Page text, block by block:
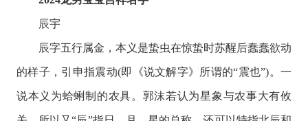
辰宇
辰字五行属金，本义是蛰虫在惊蛰时苏醒后蠢蠢欲动
的样子，引申指震动(即《说文解字》所谓的“震也”)。一
说本义为蛤蜊制的农具。郭沫若认为星象与农事大有攸